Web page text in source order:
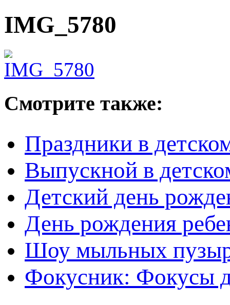
IMG_5780
Смотрите также:
Праздники в
Выпускной в
Детский день
День рождения
Шоу мыльных
Фокусник: Фокусы